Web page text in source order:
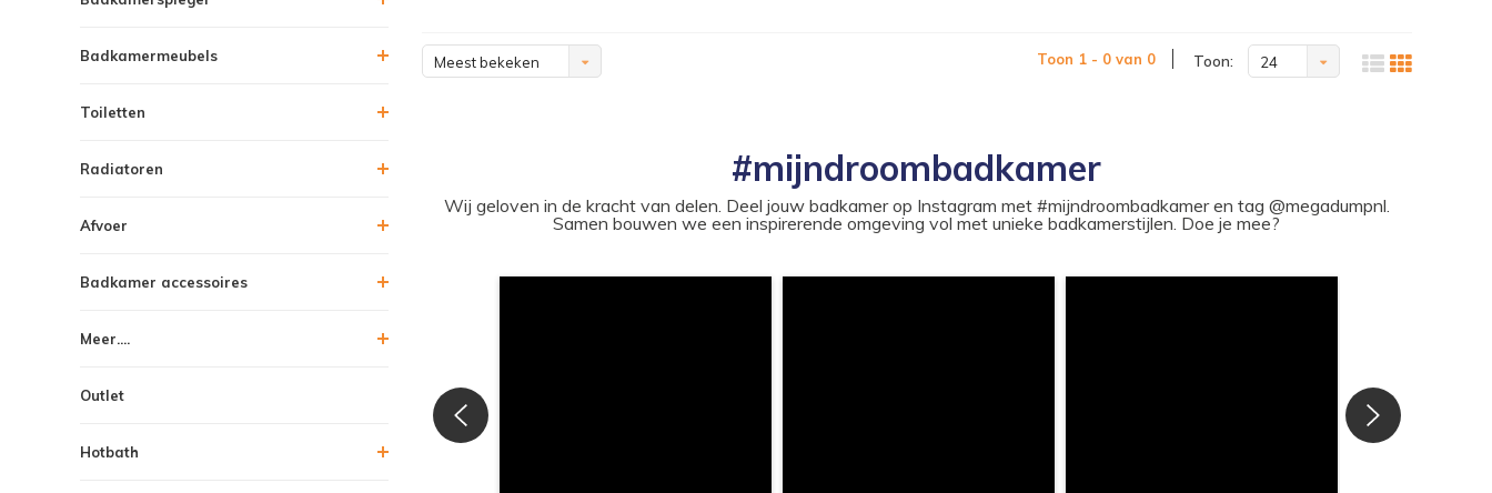
Badkamermeubels
Toiletten
Radiatoren
Afvoer
Badkamer accessoires
Meer....
Outlet
Hotbath
Meest bekeken Toon 1 - 0 van 0 Toon: 24
#mijndroombadkamer
Wij geloven in de kracht van delen. Deel jouw badkamer op Instagram met #mijndroombadkamer en tag @megadumpnl.
Samen bouwen we een inspirerende omgeving vol met unieke badkamerstijlen. Doe je mee?